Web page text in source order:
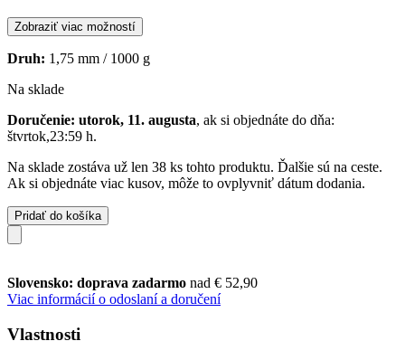
Zobraziť viac možností
Druh: 1,75 mm / 1000 g
Na sklade
Doručenie: utorok, 11. augusta, ak si objednáte do dňa:
štvrtok,23:59 h.
Na sklade zostáva už len 38 ks tohto produktu. Ďalšie sú na ceste.
Ak si objednáte viac kusov, môže to ovplyvniť dátum dodania.
Pridať do košíka
Slovensko: doprava zadarmo nad € 52,90
Viac informácií o odoslaní a doručení
Vlastnosti